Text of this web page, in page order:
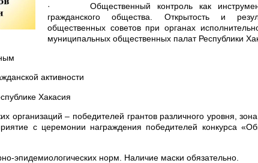
· Общественный контроль как
гражданского общества. Открытость и
общественных советов при органах
муниципальных общественных палат Республики
активности
Хакасия
организаций – победителей грантов различного уровня,
с церемонии награждения победителей конкурса
эпидемиологических норм. Наличие маски обязательно.